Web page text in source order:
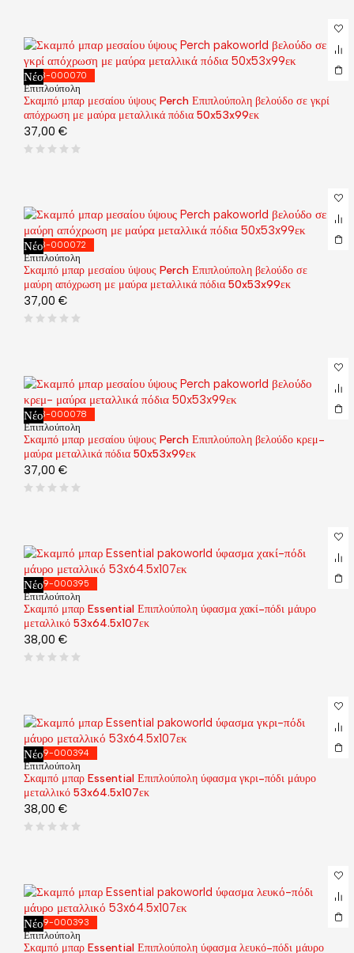
Νέο128-000070
Επιπλούπολη
Σκαμπό μπαρ μεσαίου ύψους Perch Επιπλούπολη βελούδο σε γκρί
απόχρωση με μαύρα μεταλλικά πόδια 50x53x99εκ
37,00 €
Νέο128-000072
Επιπλούπολη
Σκαμπό μπαρ μεσαίου ύψους Perch Επιπλούπολη βελούδο σε
μαύρη απόχρωση με μαύρα μεταλλικά πόδια 50x53x99εκ
37,00 €
Νέο128-000078
Επιπλούπολη
Σκαμπό μπαρ μεσαίου ύψους Perch Επιπλούπολη βελούδο κρεμ-
μαύρα μεταλλικά πόδια 50x53x99εκ
37,00 €
Νέο029-000395
Επιπλούπολη
Σκαμπό μπαρ Essential Επιπλούπολη ύφασμα χακί-πόδι μάυρο
μεταλλικό 53x64.5x107εκ
38,00 €
Νέο029-000394
Επιπλούπολη
Σκαμπό μπαρ Essential Επιπλούπολη ύφασμα γκρι-πόδι μάυρο
μεταλλικό 53x64.5x107εκ
38,00 €
Νέο029-000393
Επιπλούπολη
Σκαμπό μπαρ Essential Επιπλούπολη ύφασμα λευκό-πόδι μάυρο